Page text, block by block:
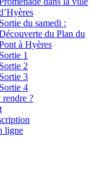
Sortie du samedi :
du Plan du
à Hyères
Sortie 1
Sortie 2
Sortie 3
Sortie 4
?
ligne